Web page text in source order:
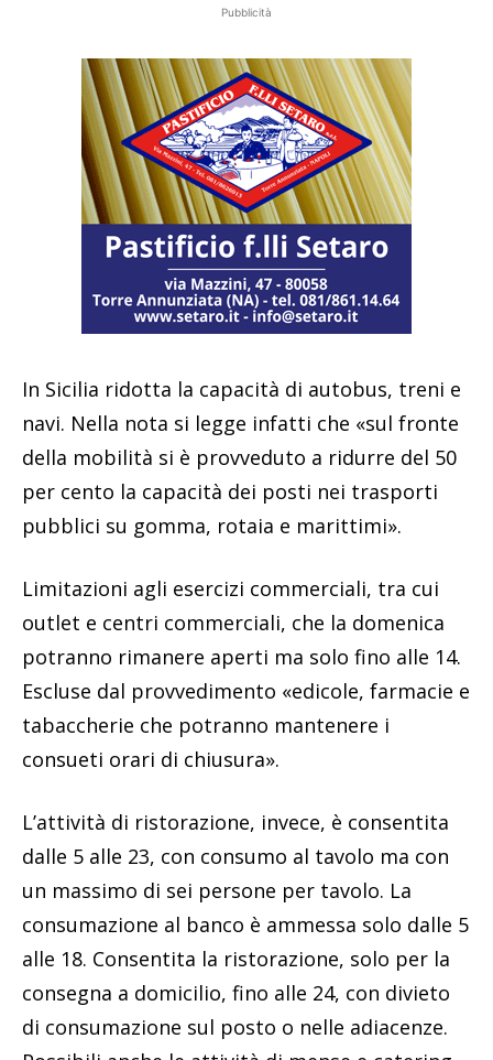
Pubblicità
In Sicilia ridotta la capacità di autobus, treni e
navi. Nella nota si legge infatti che «sul fronte
della mobilità si è provveduto a ridurre del 50
per cento la capacità dei posti nei trasporti
pubblici su gomma, rotaia e marittimi».
Limitazioni agli esercizi commerciali, tra cui
outlet e centri commerciali, che la domenica
potranno rimanere aperti ma solo fino alle 14.
Escluse dal provvedimento «edicole, farmacie e
tabaccherie che potranno mantenere i
consueti orari di chiusura».
L’attività di ristorazione, invece, è consentita
dalle 5 alle 23, con consumo al tavolo ma con
un massimo di sei persone per tavolo. La
consumazione al banco è ammessa solo dalle 5
alle 18. Consentita la ristorazione, solo per la
consegna a domicilio, fino alle 24, con divieto
di consumazione sul posto o nelle adiacenze.